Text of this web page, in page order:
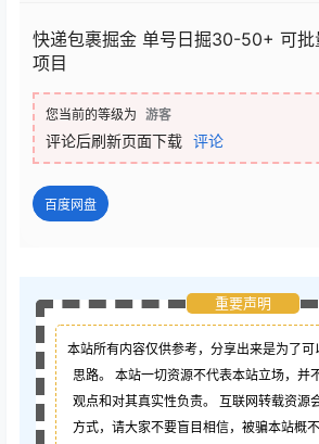
快递包裹掘金 单号日掘30-50+ 可批
项目
您当前的等级为 游客
评论后刷新页面下载 评论
百度网盘
重要声明
本站所有内容仅供参考，分享出来是为了
思路。 本站一切资源不代表本站立场，并
观点和对其真实性负责。 互联网转载资源
方式，请大家不要盲目相信，被骗本站概